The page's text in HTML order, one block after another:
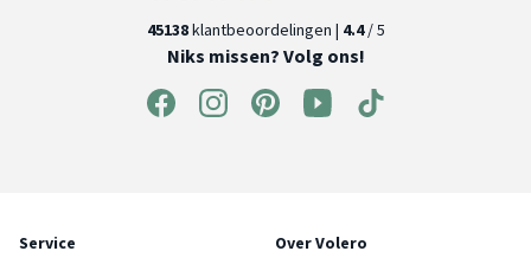
45138klantbeoordelingen | 4.4/ 5
Niks missen? Volg ons!
Service Over Volero